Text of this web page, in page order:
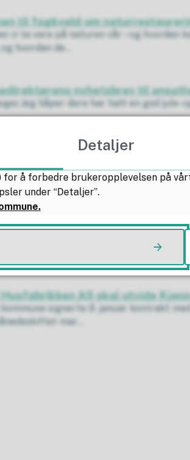
til fagkveld om
vi ta vare på naturen vår – og
hvordan de...
nyhetsbrev til
håper dere har hatt en god
arealdel skal fornyes.
ettersyn.
naboene dine på Skårer gård
sentrum har mange flyttet inn i nye
AS skal utvide
kommune signerte 8. januar kontrakt
mar...
Detaljer
for å forbedre brukeropplevelsen på
under “Detaljer”.